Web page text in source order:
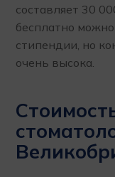
составляет 30
бесплатно
стипендии, но
очень высока.